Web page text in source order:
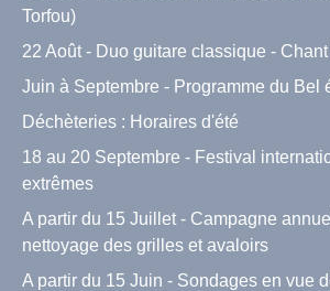
Torfou)
22 Août - Duo guitare classique -
Juin à Septembre - Programme du Bel
Déchèteries : Horaires d'été
18 au 20 Septembre - Festival
extrêmes
A partir du 15 Juillet - Campagne
nettoyage des grilles et avaloirs
A partir du 15 Juin - Sondages en vue